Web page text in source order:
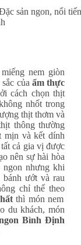
nem giòn
của ẩm thực
cách chọn thịt
nhốt trong
thịt thơm và
thông thường
mịn và kết dính
cả gia vị được
nên sự hài hòa
ngon nhưng khi
ướt và rau
chỉ thế theo
thì món nem
du khách, món
Bình Định